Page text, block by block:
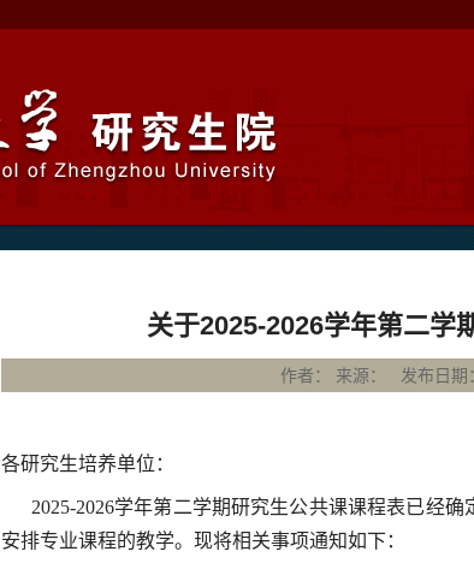
关于2025-2026学年第二学
作者： 来源： 发布日期
各研究生培养单位：
2025-2026学年第二学期研究生公共课课程表已经确
安排专业课程的教学。现将相关事项通知如下：